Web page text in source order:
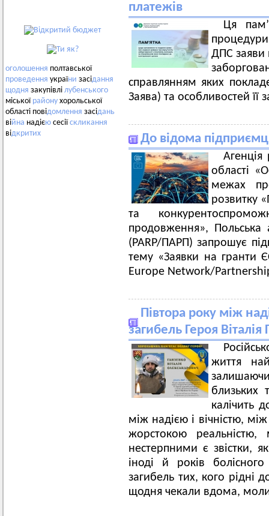
оголошення полтавської
проведення україни засідання
щодня закупівлі лубенського
міської району хорольської
області повідомлення засідань
війна надією сесіїскликання
відкритих
платежів
Ця
ДПС заяви
справлянням яких
Заява) та особливостей її
До відома
Агенція
області
межах
розвитку
та
продовження», Польська
(PARP/ПАРП) запрошує
тему «Заявки на гранти
Europe Network/
Півтора року між
загибель Героя Віталія
життя
близьких
калічить
між надією і вічністю,
жорстокою
нестерпними є звістки,
іноді й років
загибель тих, кого рідні
щодня чекали вдома,